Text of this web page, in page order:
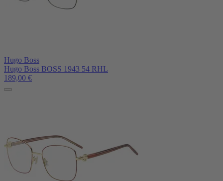
Hugo Boss
Hugo Boss BOSS 1943 54 RHL
189,00 €